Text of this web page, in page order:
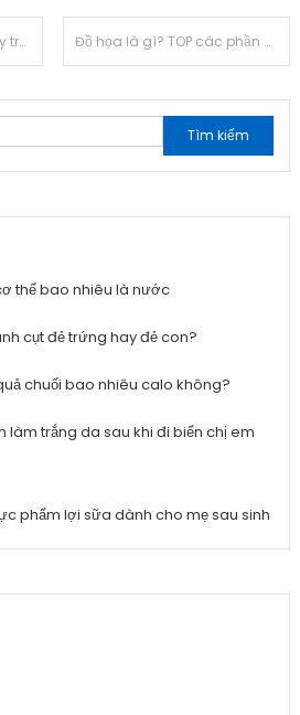
quả? Đồ họa là gì? TOP các phần mềm thiết kế đồ họa HOT nhất hiện nay
Tìm
kiếm
thể bao nhiêu là nước
cụt đẻ trứng hay đẻ con?
chuối bao nhiêu calo không?
làm trắng da sau khi đi biển chị em
phẩm lợi sữa dành cho mẹ sau sinh